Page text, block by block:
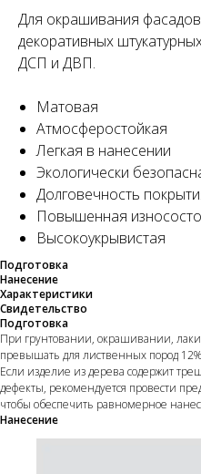
Для окрашивания
декоративных
ДСП и ДВП.
Матовая
Атмосферостойкая
Легкая в нанесении
Экологически
Долговечность
Повышенная
Высокоукрывистая
Подготовка
Нанесение
Характеристики
Свидетельство
Подготовка
При грунтовании, окрашивании,
превышать для лиственных пород
Если изделие из дерева содержит
дефекты, рекомендуется провести
чтобы обеспечить равномерное
Нанесение